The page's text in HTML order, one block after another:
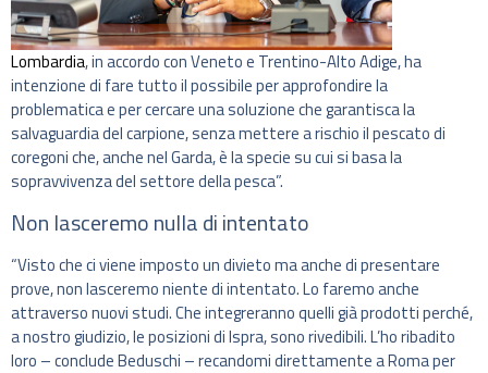
Lombardia, in accordo con Veneto e Trentino-Alto Adige, ha
intenzione di fare tutto il possibile per approfondire la
problematica e per cercare una soluzione che garantisca la
salvaguardia del carpione, senza mettere a rischio il pescato di
coregoni che, anche nel Garda, è la specie su cui si basa la
sopravvivenza del settore della pesca”.
Non lasceremo nulla di intentato
“Visto che ci viene imposto un divieto ma anche di presentare
prove, non lasceremo niente di intentato. Lo faremo anche
attraverso nuovi studi. Che integreranno quelli già prodotti perché,
a nostro giudizio, le posizioni di Ispra, sono rivedibili. L’ho ribadito
loro – conclude Beduschi – recandomi direttamente a Roma per